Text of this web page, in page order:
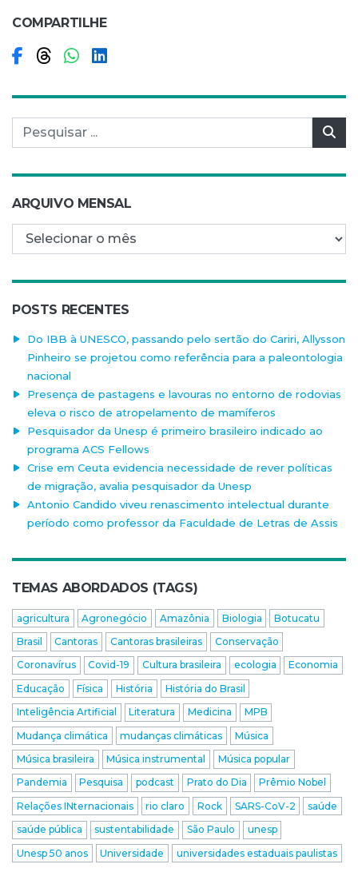
COMPARTILHE
Compartilhar no Facebook
Compartilhar no Threads
Compartilhar no WhatsApp
Compartilhar no LinkedIn
Pesquisar por:
ARQUIVO MENSAL
Arquivo mensal
POSTS RECENTES
Do IBB à UNESCO, passando pelo sertão do Cariri, Allysson
Pinheiro se projetou como referência para a paleontologia
nacional
Presença de pastagens e lavouras no entorno de rodovias
eleva o risco de atropelamento de mamíferos
Pesquisador da Unesp é primeiro brasileiro indicado ao
programa ACS Fellows
Crise em Ceuta evidencia necessidade de rever políticas
de migração, avalia pesquisador da Unesp
Antonio Candido viveu renascimento intelectual durante
período como professor da Faculdade de Letras de Assis
TEMAS ABORDADOS (TAGS)
agricultura Agronegócio Amazônia Biologia
Botucatu
Brasil
Cantoras Cantoras brasileiras
Conservação
Coronavírus
Covid-19 Cultura brasileira ecologia
Economia
Educação
Física História
História do Brasil
Inteligência Artificial
Literatura Medicina
MPB
Mudança climática
mudanças climáticas
Música
Música brasileira
Música instrumental
Música popular
Pandemia
Pesquisa podcast Prato do Dia
Prêmio Nobel
Relações INternacionais
rio claro Rock SARS-CoV-2
saúde
saúde pública
sustentabilidade São Paulo
unesp
Unesp 50 anos
Universidade universidades estaduais paulistas